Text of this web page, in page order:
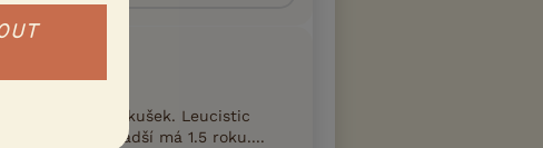
skupinku vakušek. Leucistic
3 roky, mladší má 1.5 roku....